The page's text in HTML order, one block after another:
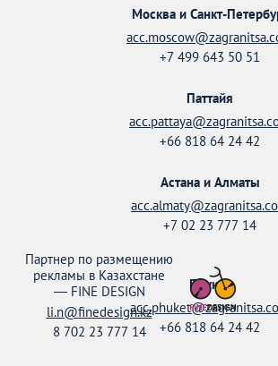
Москва и Санкт-
+7 499 643 50 51
Паттайя
+66 818 64 24 42
Астана и Алматы
+7 02 23 777 14
Партнер по размещению
рекламы в Казахстане
— FINE DESIGN
li.n@finedesign.kz
8 702 23 777 14
Пхукет
+66 818 64 24 42